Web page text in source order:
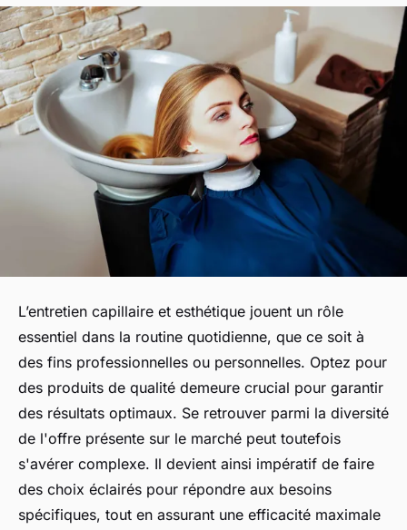
L’entretien capillaire et esthétique jouent un rôle
essentiel dans la routine quotidienne, que ce soit à
des fins professionnelles ou personnelles. Optez pour
des produits de qualité demeure crucial pour garantir
des résultats optimaux. Se retrouver parmi la diversité
de l'offre présente sur le marché peut toutefois
s'avérer complexe. Il devient ainsi impératif de faire
des choix éclairés pour répondre aux besoins
spécifiques, tout en assurant une efficacité maximale